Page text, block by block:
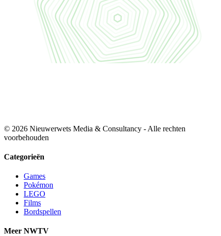
© 2026 Nieuwerwets Media & Consultancy - Alle rechten
voorbehouden
Categorieën
Games
Pokémon
LEGO
Films
Bordspellen
Meer NWTV